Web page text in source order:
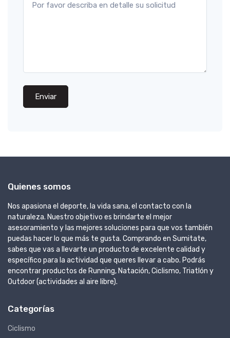
Enviar
Quienes somos
Nos apasiona el deporte, la vida sana, el contacto con la
naturaleza. Nuestro objetivo es brindarte el mejor
asesoramiento y las mejores soluciones para que vos también
puedas hacer lo que más te gusta. Comprando en Sumitate,
sabes que vas a llevarte un producto de excelente calidad y
específico para la actividad que queres llevar a cabo. Podrás
encontrar productos de Running, Natación, Ciclismo, Triatlón y
Outdoor (actividades al aire libre).
Categorías
Ciclismo